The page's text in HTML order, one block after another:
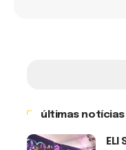
últimas notícias